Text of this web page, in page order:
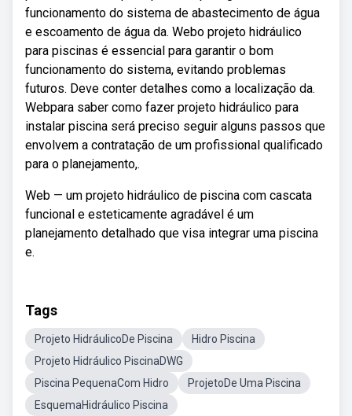
funcionamento do sistema de abastecimento de água
e escoamento de água da. Webo projeto hidráulico
para piscinas é essencial para garantir o bom
funcionamento do sistema, evitando problemas
futuros. Deve conter detalhes como a localização da.
Webpara saber como fazer projeto hidráulico para
instalar piscina será preciso seguir alguns passos que
envolvem a contratação de um profissional qualificado
para o planejamento,.
Web — um projeto hidráulico de piscina com cascata
funcional e esteticamente agradável é um
planejamento detalhado que visa integrar uma piscina
e.
Tags
Projeto HidráulicoDe Piscina
Hidro Piscina
Projeto Hidráulico PiscinaDWG
Piscina PequenaCom Hidro
ProjetoDe Uma Piscina
EsquemaHidráulico Piscina